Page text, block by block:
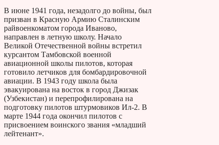
В июне 1941 года, незадолго до войны, был
призван в Красную Армию Сталинским
райвоенкоматом города Иваново,
направлен в летную школу. Начало
Великой Отечественной войны встретил
курсантом Тамбовской военной
авиационной школы пилотов, которая
готовило летчиков для бомбардировочной
авиации. В 1943 году школа была
эвакуирована на восток в город Джизак
(Узбекистан) и перепрофилирована на
подготовку пилотов штурмовиков Ил-2. В
марте 1944 года окончил пилотов с
присвоением воинского звания «младший
лейтенант».